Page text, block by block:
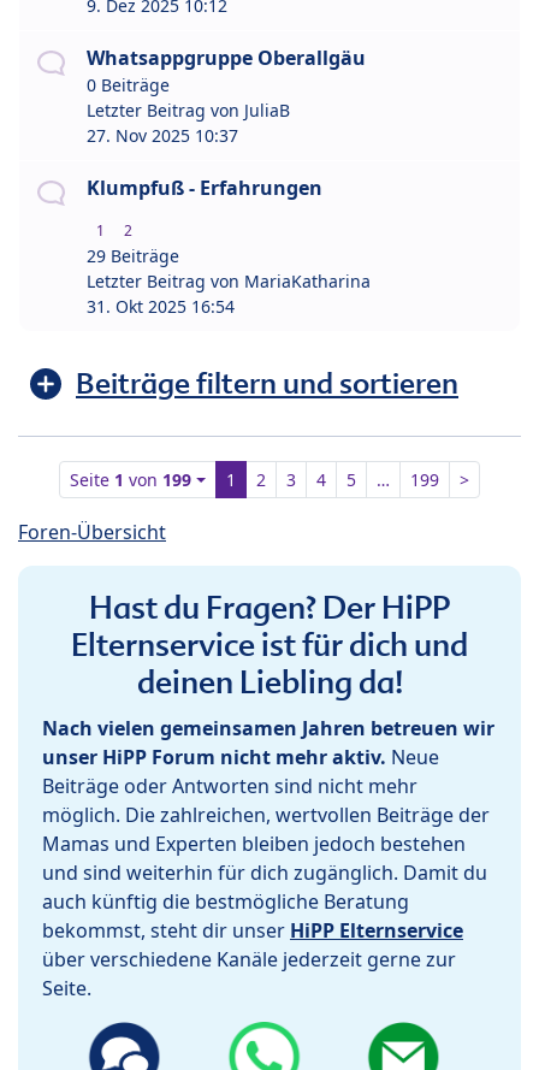
9. Dez 2025 10:12
Whatsappgruppe Oberallgäu
0 Beiträge
Letzter Beitrag von JuliaB
27. Nov 2025 10:37
Klumpfuß - Erfahrungen
1 2
29 Beiträge
Letzter Beitrag von MariaKatharina
31. Okt 2025 16:54
Beiträge filtern und sortieren
Seite 1 von 199 1 2 3 4 5 … 199 >
Foren-Übersicht
Hast du Fragen? Der HiPP
Elternservice ist für dich und
deinen Liebling da!
Nach vielen gemeinsamen Jahren betreuen wir
unser HiPP Forum nicht mehr aktiv. Neue
Beiträge oder Antworten sind nicht mehr
möglich. Die zahlreichen, wertvollen Beiträge der
Mamas und Experten bleiben jedoch bestehen
und sind weiterhin für dich zugänglich. Damit du
auch künftig die bestmögliche Beratung
bekommst, steht dir unser HiPP Elternservice
über verschiedene Kanäle jederzeit gerne zur
Seite.